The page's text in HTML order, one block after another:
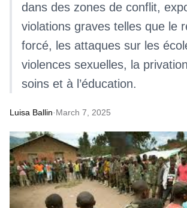
dans des zones de conflit,
violations graves telles que le
forcé, les attaques sur les
violences sexuelles, la
soins et à l’éducation.
Luisa Ballin·March 7, 2025